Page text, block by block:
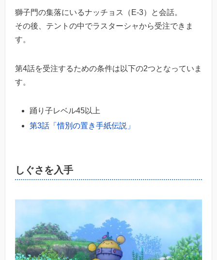
獅子門の集落にいるナッチョス（E-3）と会話。
その後、テントの中でラスターシャから受注できま
す。
第4話を受注するための条件は以下の2つとなっていま
す。
踊り子レベル45以上
第3話「惜別の置き手紙伝説」
しぐさを入手